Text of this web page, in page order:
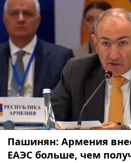
Пашинян: Армения
ЕАЭС больше, чем